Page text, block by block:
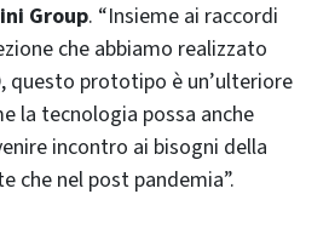
Group. “Insieme ai raccordi
che abbiamo realizzato
questo prototipo è un’ulteriore
la tecnologia possa anche
incontro ai bisogni della
che nel post pandemia”.